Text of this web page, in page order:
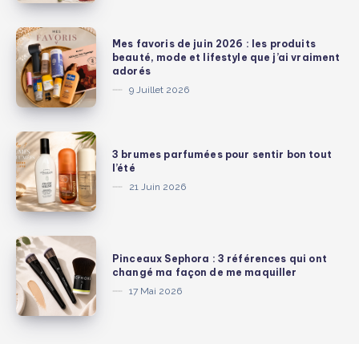
mais
valent
chaque
centime
édition
beauté
Mes
favoris
de
juin
2026
:
les
produits
beauté,
mode
et
lifestyle
que
j’ai
vraiment
Mes favoris de juin 2026 : les produits
beauté, mode et lifestyle que j’ai vraiment
adorés
9 Juillet 2026
3
brumes
parfumées
pour
sentir
bon
tout
l’été
3 brumes parfumées pour sentir bon tout
l’été
21 Juin 2026
Pinceaux
Sephora
:
3
références
Pinceaux Sephora : 3 références qui ont
changé ma façon de me maquiller
17 Mai 2026